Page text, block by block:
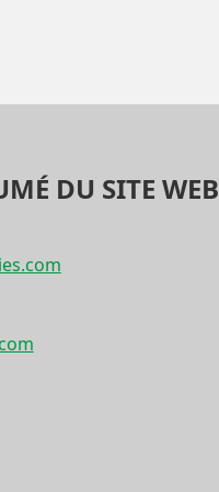
DU SITE WEB